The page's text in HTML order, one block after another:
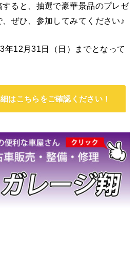
ると、抽選で豪華景品のプレゼ
ぜひ、参加してみてください♪
年12月31日（日）までとなって
はこちらをご確認ください！